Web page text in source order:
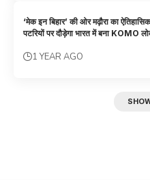
‘मेक इन बिहार’ की ओर मढ़ौरा का
पटरियों पर दौड़ेगा भारत में बना KOMO
1 YEAR AGO